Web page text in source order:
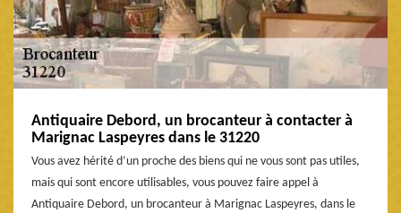
Antiquaire Debord, un brocanteur à contacter à
Marignac Laspeyres dans le 31220
Vous avez hérité d’un proche des biens qui ne vous sont pas utiles,
mais qui sont encore utilisables, vous pouvez faire appel à
Antiquaire Debord, un brocanteur à Marignac Laspeyres, dans le